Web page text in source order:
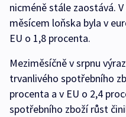
nicméně stále zaostává.
měsícem loňska byla v
EU o 1,8 procenta.
Meziměsíčně v srpnu
trvanlivého spotřebního
procenta a v EU o 2,4
spotřebního zboží růst